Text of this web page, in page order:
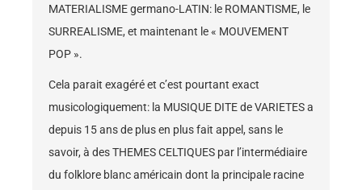
MATERIALISME germano-LATIN: le ROMANTISME, le
SURREALISME, et maintenant le « MOUVEMENT
POP ».
Cela parait exagéré et c’est pourtant exact
musicologiquement: la MUSIQUE DITE de VARIETES a
depuis 15 ans de plus en plus fait appel, sans le
savoir, à des THEMES CELTIQUES par l’intermédiaire
du folklore blanc américain dont la principale racine